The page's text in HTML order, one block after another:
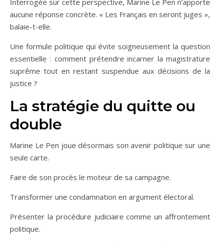
Interrogée sur cette perspective, Marine Le Pen n’apporte
aucune réponse concrète. « Les Français en seront juges »,
balaie-t-elle.
Une formule politique qui évite soigneusement la question
essentielle : comment prétendre incarner la magistrature
suprême tout en restant suspendue aux décisions de la
justice ?
La stratégie du quitte ou
double
Marine Le Pen joue désormais son avenir politique sur une
seule carte.
Faire de son procès le moteur de sa campagne.
Transformer une condamnation en argument électoral.
Présenter la procédure judiciaire comme un affrontement
politique.